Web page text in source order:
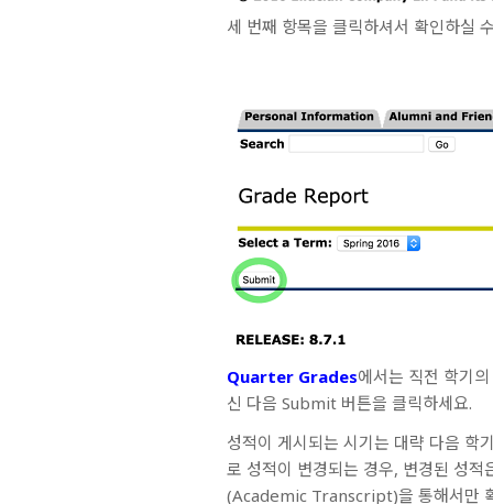
세 번째 항목을 클릭하셔서 확인하실
Quarter Grades에서는 직전 학기
신 다음 Submit 버튼을 클릭하세요.
성적이 게시되는 시기는 대략 다음 학
로 성적이 변경되는 경우, 변경된 성
(Academic Transcript)을 통해서만